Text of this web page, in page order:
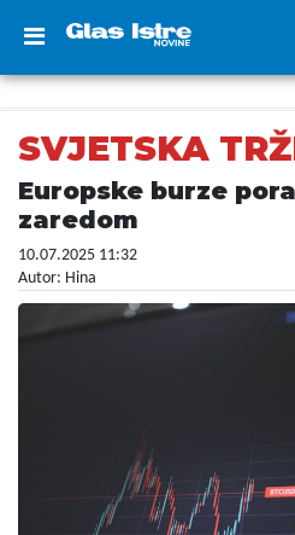
SVJETSKA
Europske burze
zaredom
10.07.2025 11:32
Autor: Hina